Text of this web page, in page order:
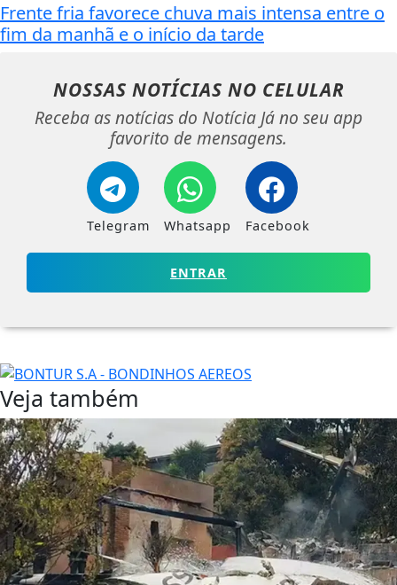
Frente fria favorece chuva mais intensa entre o
fim da manhã e o início da tarde
NOSSAS NOTÍCIAS NO CELULAR
Receba as notícias do Notícia Já no seu app
favorito de mensagens.
Telegram Whatsapp Facebook
ENTRAR
Veja também